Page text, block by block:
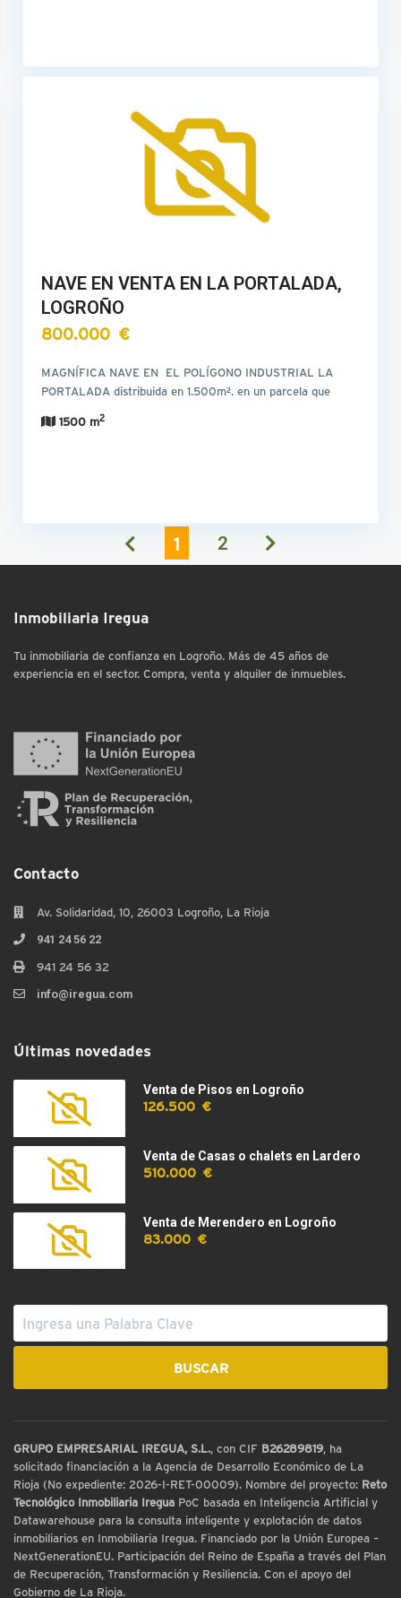
NAVE EN VENTA EN LA PORTALADA,
LOGROÑO
800.000 €
MAGNÍFICA NAVE EN EL POLÍGONO INDUSTRIAL LA
PORTALADA distribuida en 1.500m². en un parcela que
1500 m2
1 2
Inmobiliaria Iregua
Tu inmobiliaria de confianza en Logroño. Más de 45 años de
experiencia en el sector. Compra, venta y alquiler de inmuebles.
Contacto
Av. Solidaridad, 10, 26003 Logroño, La Rioja
941 24 56 22
941 24 56 32
info@iregua.com
Últimas novedades
Venta de Pisos en Logroño
126.500 €
Venta de Casas o chalets en Lardero
510.000 €
Venta de Merendero en Logroño
83.000 €
GRUPO EMPRESARIAL IREGUA, S.L., con CIF B26289819, ha
solicitado financiación a la Agencia de Desarrollo Económico de La
Rioja (No expediente: 2026-I-RET-00009). Nombre del proyecto: Reto
Tecnológico Inmobiliaria Iregua PoC basada en Inteligencia Artificial y
Datawarehouse para la consulta inteligente y explotación de datos
inmobiliarios en Inmobiliaria Iregua. Financiado por la Unión Europea –
NextGenerationEU. Participación del Reino de España a través del Plan
de Recuperación, Transformación y Resiliencia. Con el apoyo del
Gobierno de La Rioja.